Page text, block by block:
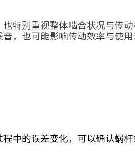
特别重视整体啮合状况与传
，也可能影响传动效率与使用
中的误差变化，可以确认蜗